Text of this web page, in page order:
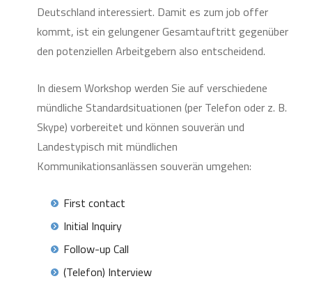
Deutschland interessiert. Damit es zum job offer
kommt, ist ein gelungener Gesamtauftritt gegenüber
den potenziellen Arbeitgebern also entscheidend.
In diesem Workshop werden Sie auf verschiedene
mündliche Standardsituationen (per Telefon oder z. B.
Skype) vorbereitet und können souverän und
Landestypisch mit mündlichen
Kommunikationsanlässen souverän umgehen:
First contact
Initial Inquiry
Follow-up Call
(Telefon) Interview